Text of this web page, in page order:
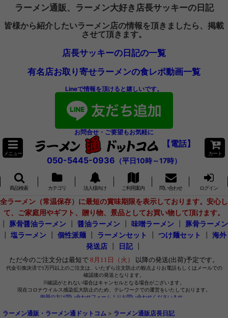
ラーメン通販、ラーメン大好き店長サッキーの日記
皆様から紹介したいラーメン店の情報を頂きましたら、掲載
させて頂きます。
店長サッキーの日記の一覧
有名店お取り寄せラーメンの食レポ動画一覧
Lineで情報を頂けると嬉しいです。
お問合せ・ご要望もお気軽に
メニュー
【電話】
050-5445-0936 （平日10時～17時）
カート
商品検索 カテゴリ 法人様向け ご利用案内 問い合わせ ログイン
全ラーメン（常温保存）に最短の賞味期限を表示しております。安心し
て、ご家庭用やギフト、贈り物、景品としてお買い物して頂けます。
豚骨醤油ラーメン 醤油ラーメン 味噌ラーメン
豚骨ラーメン
塩ラーメン 個性派麺 ラーメンセット つけ麺セット
海外
発送店
日記┃
ラーメン通販・ラーメン通ドットコム > ラーメン通販店長日記